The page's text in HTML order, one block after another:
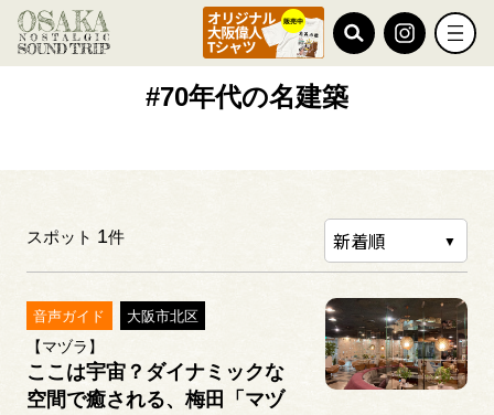
TOP #70年代の名建築
#70年代の名建築
スポット 1件
音声ガイド 大阪市北区
【マヅラ】
ここは宇宙？ダイナミックな
空間で癒される、梅田「マヅ